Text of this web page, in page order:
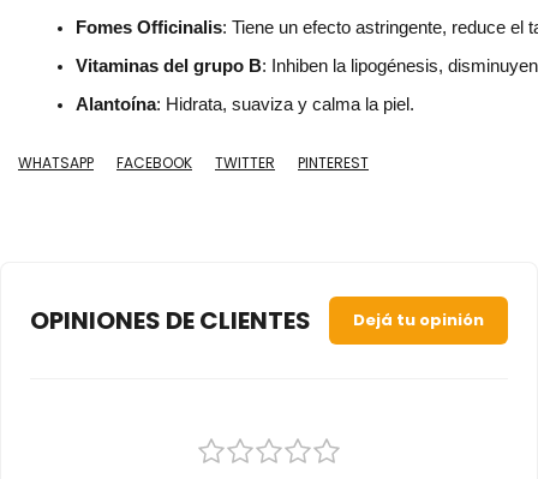
Fomes Officinalis: Tiene un efecto astringente, reduce el
Vitaminas del grupo B: Inhiben la lipogénesis,
Alantoína: Hidrata, suaviza y calma la piel.
WHATSAPP FACEBOOK TWITTER PINTEREST
OPINIONES DE CLIENTES Dejá tu opinión